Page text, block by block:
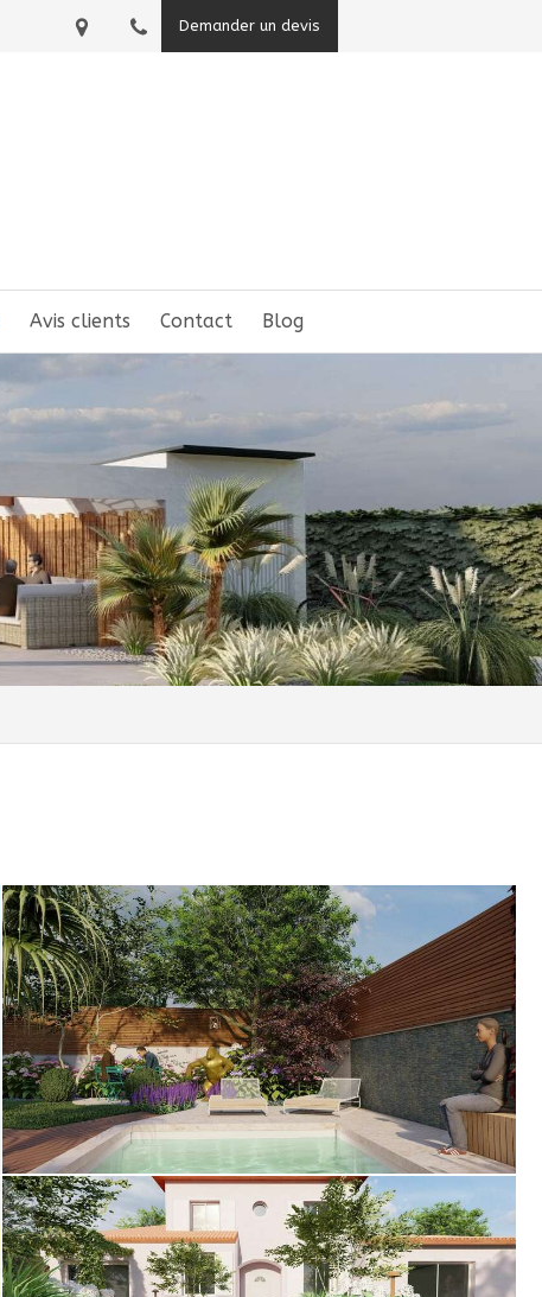
Demander un devis
Avis clients Contact Blog